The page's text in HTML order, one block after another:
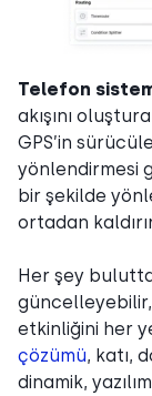
Telefon
akışını
GPS’in
yönlendirmesi
bir şekilde
ortadan
Her şey bulutta
güncelleyebilir,
etkinliğini her
çözümü, katı,
dinamik,